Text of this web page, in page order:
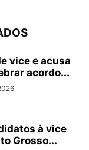
vice e acusa
acordo...
à vice
Grosso...